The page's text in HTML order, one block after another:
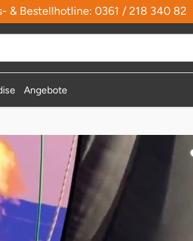
& Bestellhotline: 0361 / 218 340 82
Angebote